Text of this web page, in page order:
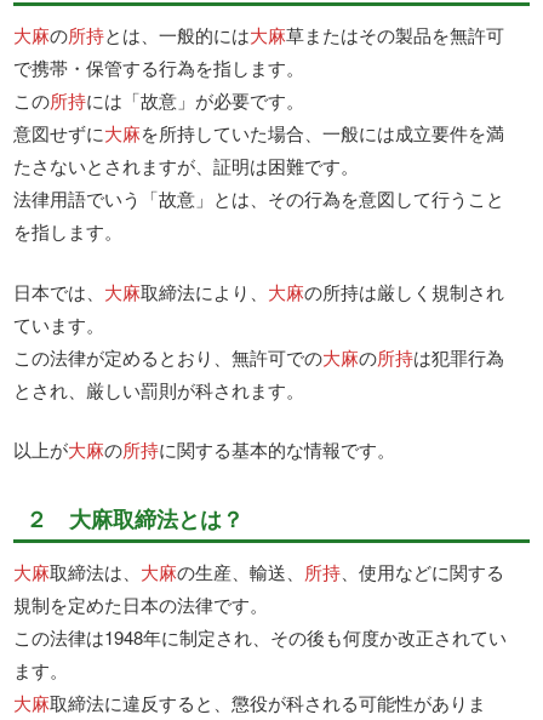
大麻の所持とは、一般的には大麻草またはその製品を無許可
で携帯・保管する行為を指します。
この所持には「故意」が必要です。
意図せずに大麻を所持していた場合、一般には成立要件を満
たさないとされますが、証明は困難です。
法律用語でいう「故意」とは、その行為を意図して行うこと
を指します。
日本では、 大麻取締法により、 大麻の所持は厳しく規制され
ています。
この法律が定めるとおり、無許可での大麻の所持は犯罪行為
とされ、厳しい罰則が科されます。
以上が大麻の所持に関する基本的な情報です。
２ 大麻取締法とは？
大麻取締法は、 大麻の生産、輸送、 所持 、使用などに関する
規制を定めた日本の法律です。
この法律は1948年に制定され、その後も何度か改正されてい
ます。
大麻取締法に違反すると、懲役が科される可能性がありま